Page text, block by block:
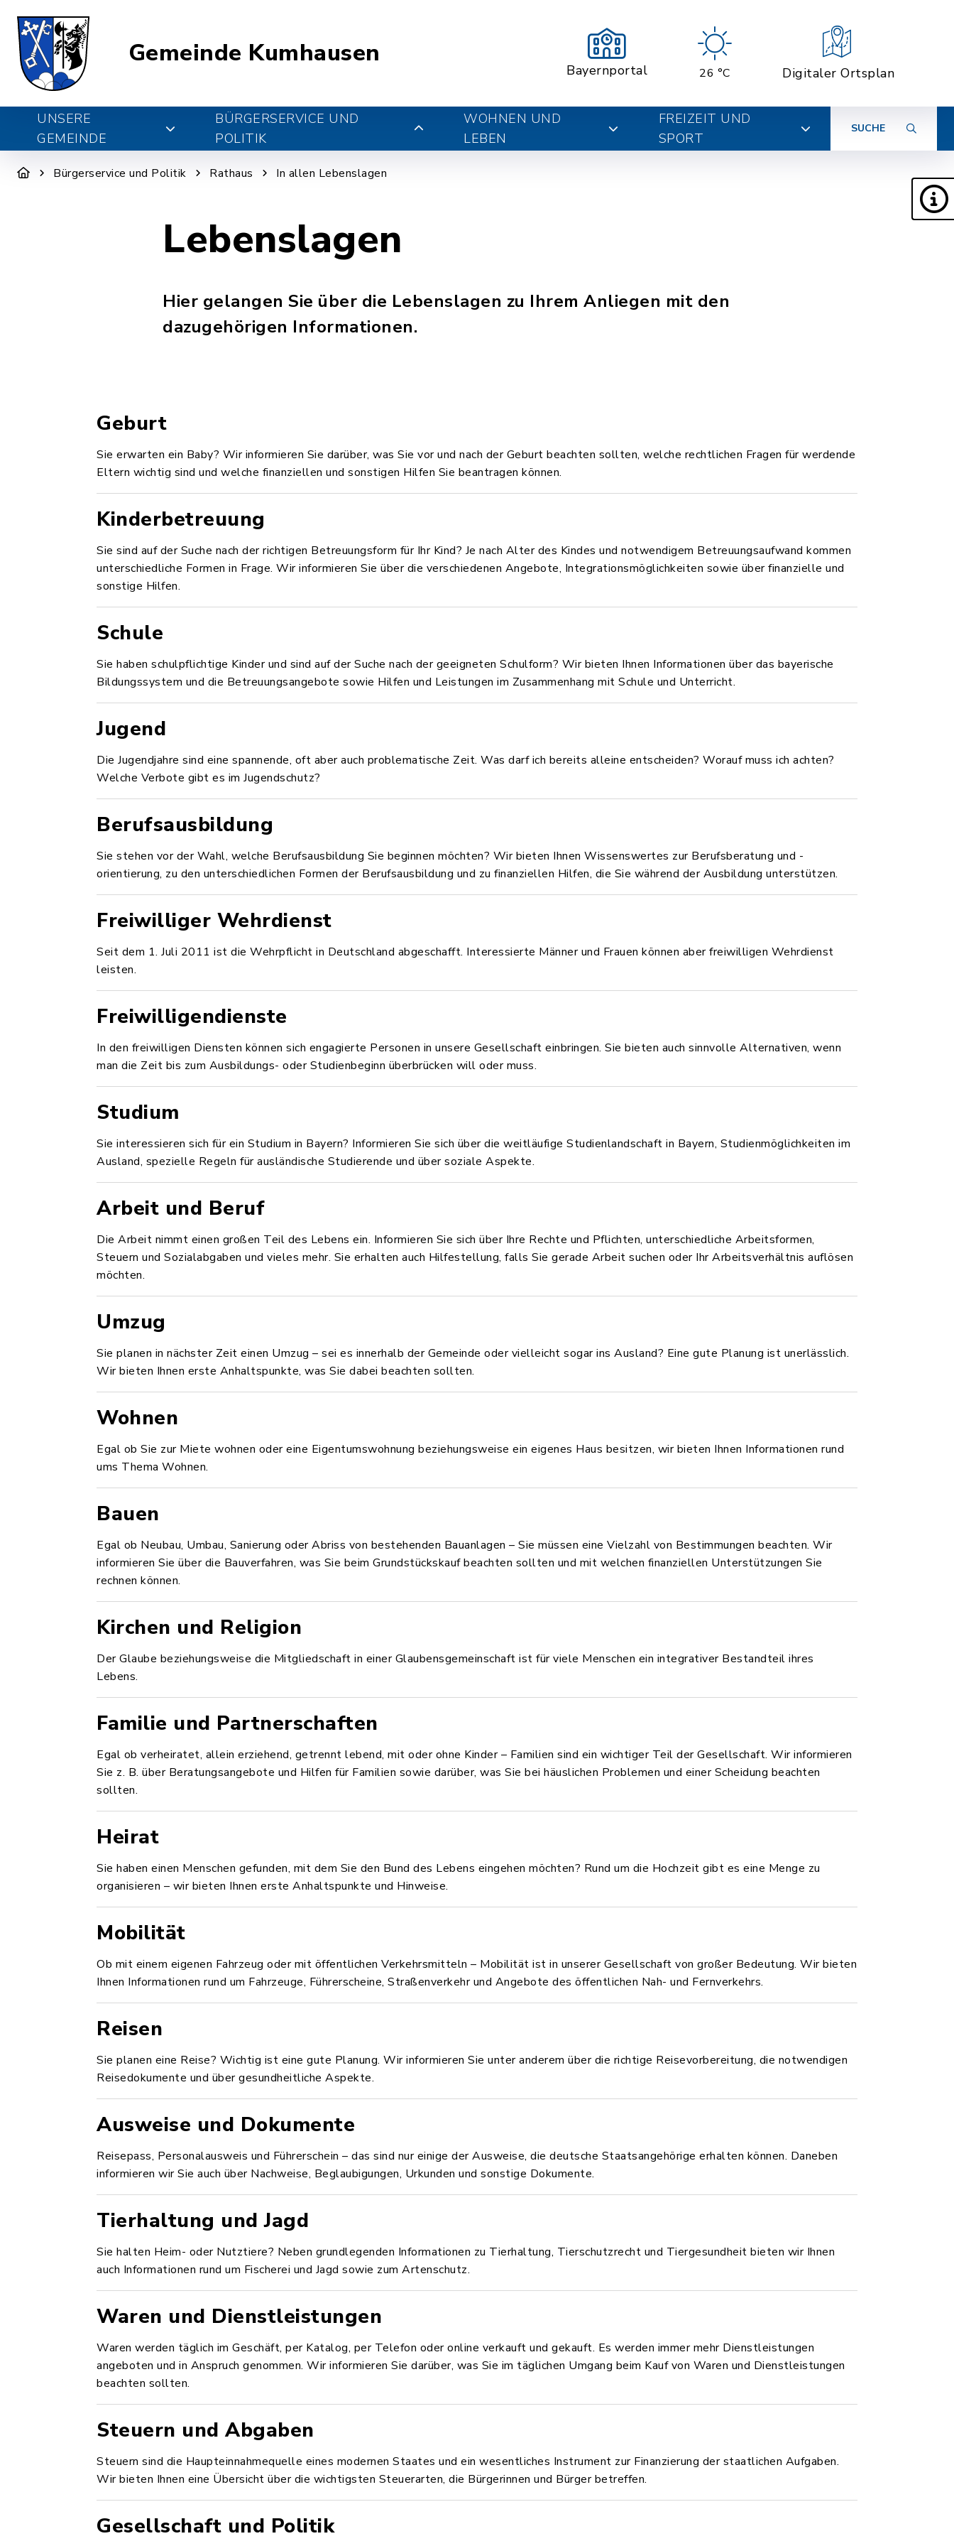
Gemeinde Kumhausen
Bayernportal 26 °C Digitaler Ortsplan
UNSERE
GEMEINDE
BÜRGERSERVICE UND
POLITIK
WOHNEN UND
LEBEN
FREIZEIT UND
SPORT
SUCHE
Bürgerservice und Politik Rathaus In allen Lebenslagen
Lebenslagen
Hier gelangen Sie über die Lebenslagen zu Ihrem Anliegen mit den
dazugehörigen Informationen.
Geburt
Sie erwarten ein Baby? Wir informieren Sie darüber, was Sie vor und nach der Geburt beachten sollten, welche rechtlichen Fragen für werdende
Eltern wichtig sind und welche finanziellen und sonstigen Hilfen Sie beantragen können.
Kinderbetreuung
Sie sind auf der Suche nach der richtigen Betreuungsform für Ihr Kind? Je nach Alter des Kindes und notwendigem Betreuungsaufwand kommen
unterschiedliche Formen in Frage. Wir informieren Sie über die verschiedenen Angebote, Integrationsmöglichkeiten sowie über finanzielle und
sonstige Hilfen.
Schule
Sie haben schulpflichtige Kinder und sind auf der Suche nach der geeigneten Schulform? Wir bieten Ihnen Informationen über das bayerische
Bildungssystem und die Betreuungsangebote sowie Hilfen und Leistungen im Zusammenhang mit Schule und Unterricht.
Jugend
Die Jugendjahre sind eine spannende, oft aber auch problematische Zeit. Was darf ich bereits alleine entscheiden? Worauf muss ich achten?
Welche Verbote gibt es im Jugendschutz?
Berufsausbildung
Sie stehen vor der Wahl, welche Berufsausbildung Sie beginnen möchten? Wir bieten Ihnen Wissenswertes zur Berufsberatung und -
orientierung, zu den unterschiedlichen Formen der Berufsausbildung und zu finanziellen Hilfen, die Sie während der Ausbildung unterstützen.
Freiwilliger Wehrdienst
Seit dem 1. Juli 2011 ist die Wehrpflicht in Deutschland abgeschafft. Interessierte Männer und Frauen können aber freiwilligen Wehrdienst
leisten.
Freiwilligendienste
In den freiwilligen Diensten können sich engagierte Personen in unsere Gesellschaft einbringen. Sie bieten auch sinnvolle Alternativen, wenn
man die Zeit bis zum Ausbildungs- oder Studienbeginn überbrücken will oder muss.
Studium
Sie interessieren sich für ein Studium in Bayern? Informieren Sie sich über die weitläufige Studienlandschaft in Bayern, Studienmöglichkeiten im
Ausland, spezielle Regeln für ausländische Studierende und über soziale Aspekte.
Arbeit und Beruf
Die Arbeit nimmt einen großen Teil des Lebens ein. Informieren Sie sich über Ihre Rechte und Pflichten, unterschiedliche Arbeitsformen,
Steuern und Sozialabgaben und vieles mehr. Sie erhalten auch Hilfestellung, falls Sie gerade Arbeit suchen oder Ihr Arbeitsverhältnis auflösen
möchten.
Umzug
Sie planen in nächster Zeit einen Umzug – sei es innerhalb der Gemeinde oder vielleicht sogar ins Ausland? Eine gute Planung ist unerlässlich.
Wir bieten Ihnen erste Anhaltspunkte, was Sie dabei beachten sollten.
Wohnen
Egal ob Sie zur Miete wohnen oder eine Eigentumswohnung beziehungsweise ein eigenes Haus besitzen, wir bieten Ihnen Informationen rund
ums Thema Wohnen.
Bauen
Egal ob Neubau, Umbau, Sanierung oder Abriss von bestehenden Bauanlagen – Sie müssen eine Vielzahl von Bestimmungen beachten. Wir
informieren Sie über die Bauverfahren, was Sie beim Grundstückskauf beachten sollten und mit welchen finanziellen Unterstützungen Sie
rechnen können.
Kirchen und Religion
Der Glaube beziehungsweise die Mitgliedschaft in einer Glaubensgemeinschaft ist für viele Menschen ein integrativer Bestandteil ihres
Lebens.
Familie und Partnerschaften
Egal ob verheiratet, allein erziehend, getrennt lebend, mit oder ohne Kinder – Familien sind ein wichtiger Teil der Gesellschaft. Wir informieren
Sie z. B. über Beratungsangebote und Hilfen für Familien sowie darüber, was Sie bei häuslichen Problemen und einer Scheidung beachten
sollten.
Heirat
Sie haben einen Menschen gefunden, mit dem Sie den Bund des Lebens eingehen möchten? Rund um die Hochzeit gibt es eine Menge zu
organisieren – wir bieten Ihnen erste Anhaltspunkte und Hinweise.
Mobilität
Ob mit einem eigenen Fahrzeug oder mit öffentlichen Verkehrsmitteln – Mobilität ist in unserer Gesellschaft von großer Bedeutung. Wir bieten
Ihnen Informationen rund um Fahrzeuge, Führerscheine, Straßenverkehr und Angebote des öffentlichen Nah- und Fernverkehrs.
Reisen
Sie planen eine Reise? Wichtig ist eine gute Planung. Wir informieren Sie unter anderem über die richtige Reisevorbereitung, die notwendigen
Reisedokumente und über gesundheitliche Aspekte.
Ausweise und Dokumente
Reisepass, Personalausweis und Führerschein – das sind nur einige der Ausweise, die deutsche Staatsangehörige erhalten können. Daneben
informieren wir Sie auch über Nachweise, Beglaubigungen, Urkunden und sonstige Dokumente.
Tierhaltung und Jagd
Sie halten Heim- oder Nutztiere? Neben grundlegenden Informationen zu Tierhaltung, Tierschutzrecht und Tiergesundheit bieten wir Ihnen
auch Informationen rund um Fischerei und Jagd sowie zum Artenschutz.
Waren und Dienstleistungen
Waren werden täglich im Geschäft, per Katalog, per Telefon oder online verkauft und gekauft. Es werden immer mehr Dienstleistungen
angeboten und in Anspruch genommen. Wir informieren Sie darüber, was Sie im täglichen Umgang beim Kauf von Waren und Dienstleistungen
beachten sollten.
Steuern und Abgaben
Steuern sind die Haupteinnahmequelle eines modernen Staates und ein wesentliches Instrument zur Finanzierung der staatlichen Aufgaben.
Wir bieten Ihnen eine Übersicht über die wichtigsten Steuerarten, die Bürgerinnen und Bürger betreffen.
Gesellschaft und Politik